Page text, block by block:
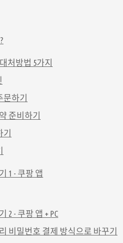
처방법 5가지
하기
준비하기
1 - 쿠팡 앱
2 - 쿠팡 앱 + PC
비밀번호 결제 방식으로 바꾸기